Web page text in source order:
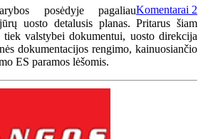
Komentarai 2
posėdyje pagaliau
uosto detalusis planas. Pritarus šiam
valstybei dokumentui, uosto direkcija
dokumentacijos rengimo, kainuosiančio
ES paramos lėšomis.